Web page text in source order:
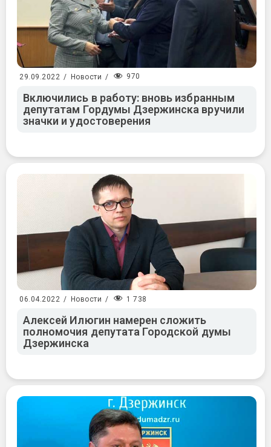
29.09.2022 / Новости / 970
Включились в работу: вновь избранным
депутатам Гордумы Дзержинска вручили
значки и удостоверения
06.04.2022 / Новости / 1 738
Алексей Илюгин намерен сложить
полномочия депутата Городской думы
Дзержинска